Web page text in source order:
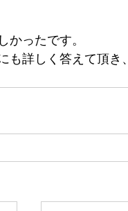
かったです。
も詳しく答えて頂